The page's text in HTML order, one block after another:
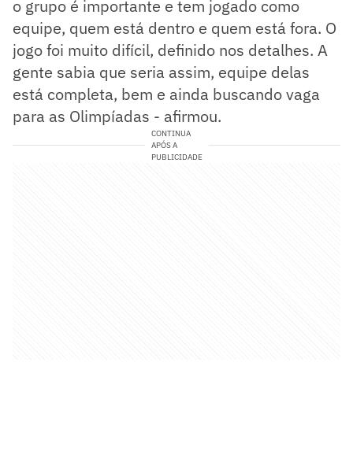
o grupo é importante e tem jogado como
equipe, quem está dentro e quem está fora. O
jogo foi muito difícil, definido nos detalhes. A
gente sabia que seria assim, equipe delas
está completa, bem e ainda buscando vaga
para as Olimpíadas - afirmou.
CONTINUA
APÓS A
PUBLICIDADE